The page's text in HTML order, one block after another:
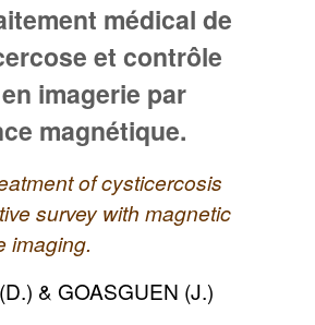
médical de
et contrôle
imagerie par
magnétique.
of cysticercosis
survey with magnetic
imaging.
& GOASGUEN (J.)